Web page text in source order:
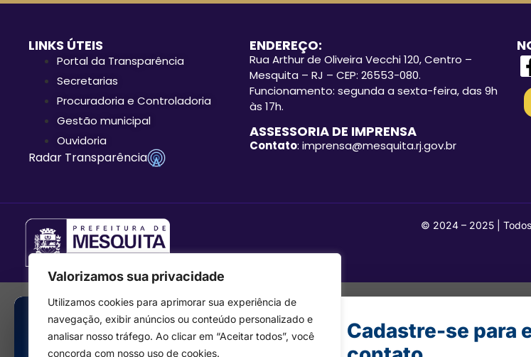
Valorizamos sua privacidade
Utilizamos cookies para aprimorar sua experiência de
navegação, exibir anúncios ou conteúdo personalizado e
analisar nosso tráfego. Ao clicar em “Aceitar todos”, você
concorda com nosso uso de cookies.
LINKS ÚTEIS
Portal da Transparência
Secretarias
Procuradoria e Controladoria
Gestão municipal
Ouvidoria
Radar Transparência
ENDEREÇO:
Rua Arthur de Oliveira Vecchi 120, Centro –
Mesquita – RJ – CEP: 26553-080.
Funcionamento: segunda a sexta-feira, das 9h
às 17h.
ASSESSORIA DE IMPRENSA
Contato: imprensa@mesquita.rj.gov.br
© 2024 – 2025 |
Cadastre-se para